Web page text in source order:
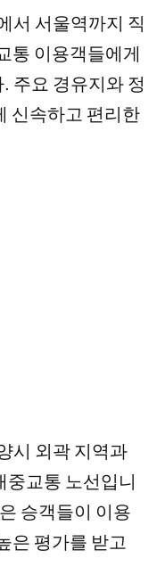
서 서울역까지 직
통 이용객들에게
주요 경유지와 정
신속하고 편리한
시 외곽 지역과
중교통 노선입니
승객들이 이용
은 평가를 받고